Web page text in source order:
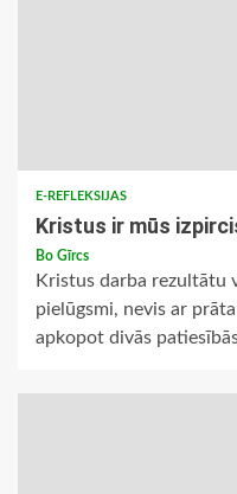
E-REFLEKSIJAS
Kristus ir mūs
Bo Gīrcs
Kristus darba rezultātu
pielūgsmi, nevis ar
apkopot divās